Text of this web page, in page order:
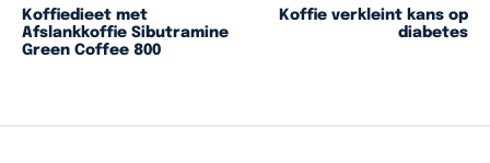
Koffiedieet met
Afslankkoffie Sibutramine
Green Coffee 800
Koffie verkleint kans op
diabetes